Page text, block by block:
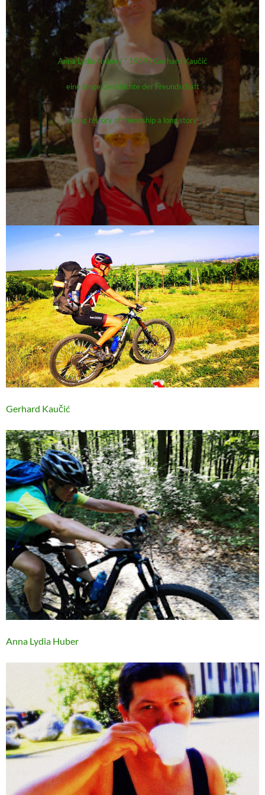
Anna Lydia Huber ( * 1959 ) Gerhard Kaučić
eine lange Geschichte der Freundschaft
a long history of friendship a long story
Gerhard Kaučić
Anna Lydia Huber